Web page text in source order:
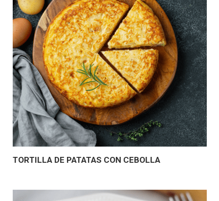
TORTILLA DE PATATAS CON CEBOLLA